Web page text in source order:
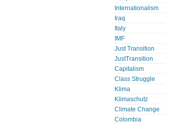
Internationalism
Iraq
Italy
IMF
Just Transition
JustTransition
Capitalism
Class Struggle
Klima
Klimaschutz
Climate Change
Colombia